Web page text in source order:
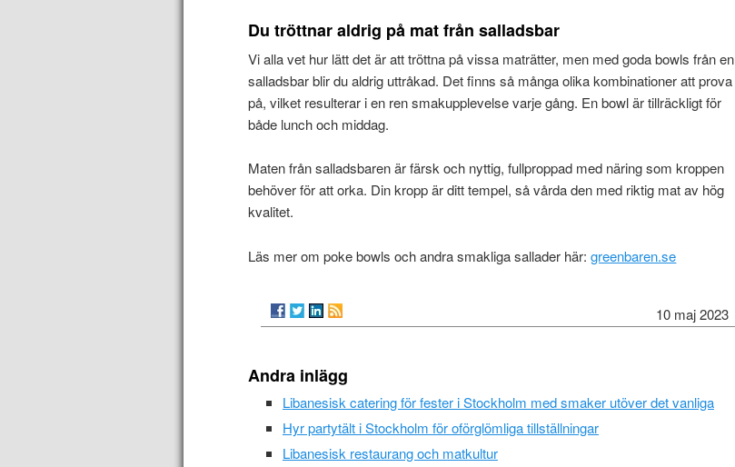
Du tröttnar aldrig på mat från salladsbar
Vi alla vet hur lätt det är att tröttna på vissa maträtter, men med goda bowls från en
salladsbar blir du aldrig uttråkad. Det finns så många olika kombinationer att prova
på, vilket resulterar i en ren smakupplevelse varje gång. En bowl är tillräckligt för
både lunch och middag.
Maten från salladsbaren är färsk och nyttig, fullproppad med näring som kroppen
behöver för att orka. Din kropp är ditt tempel, så vårda den med riktig mat av hög
kvalitet.
Läs mer om poke bowls och andra smakliga sallader här:greenbaren.se
10 maj 2023
Andra inlägg
Libanesisk catering för fester i Stockholm med smaker utöver det vanliga
Hyr partytält i Stockholm för oförglömliga tillställningar
Libanesisk restaurang och matkultur